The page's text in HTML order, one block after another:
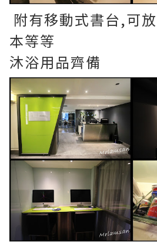
附有移動式書台,可
本等等
沐浴用品齊備